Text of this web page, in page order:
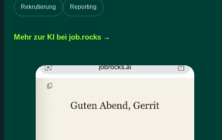
Rekrutierung Reporting
Mehr zur KI bei job.rocks →